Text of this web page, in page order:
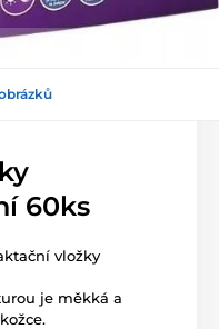
60ks
vložky
je měkká a